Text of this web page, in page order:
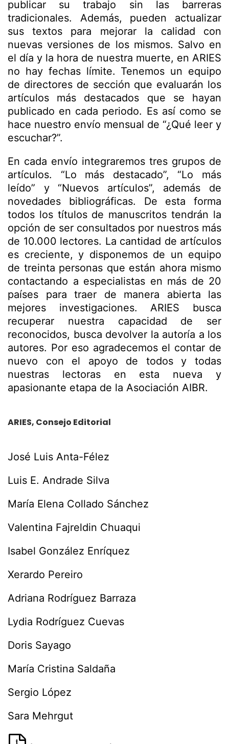
publicar su trabajo sin las barreras
tradicionales. Además, pueden actualizar
sus textos para mejorar la calidad con
nuevas versiones de los mismos. Salvo en
el día y la hora de nuestra muerte, en ARIES
no hay fechas límite. Tenemos un equipo
de directores de sección que evaluarán los
artículos más destacados que se hayan
publicado en cada periodo. Es así como se
hace nuestro envío mensual de “¿Qué leer y
escuchar?”.
En cada envío integraremos tres grupos de
artículos. “Lo más destacado”, “Lo más
leído” y “Nuevos artículos”, además de
novedades bibliográficas. De esta forma
todos los títulos de manuscritos tendrán la
opción de ser consultados por nuestros más
de 10.000 lectores. La cantidad de artículos
es creciente, y disponemos de un equipo
de treinta personas que están ahora mismo
contactando a especialistas en más de 20
países para traer de manera abierta las
mejores investigaciones. ARIES busca
recuperar nuestra capacidad de ser
reconocidos, busca devolver la autoría a los
autores. Por eso agradecemos el contar de
nuevo con el apoyo de todos y todas
nuestras lectoras en esta nueva y
apasionante etapa de la Asociación AIBR.
ARIES, Consejo Editorial
José Luis Anta-Félez
Luis E. Andrade Silva
María Elena Collado Sánchez
Valentina Fajreldin Chuaqui
Isabel González Enríquez
Xerardo Pereiro
Adriana Rodríguez Barraza
Lydia Rodríguez Cuevas
Doris Sayago
María Cristina Saldaña
Sergio López
Sara Mehrgut